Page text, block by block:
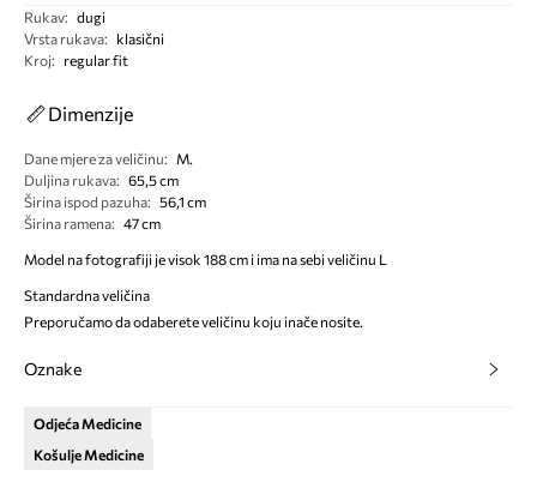
Rukav: dugi
Vrsta rukava:
klasični
Kroj: regular fit
Dimenzije
Dane mjere za veličinu:
M.
Duljina rukava: 65,5 cm
Širina ispod pazuha: 56,1 cm
Širina ramena: 47 cm
Model na fotografiji je visok 188 cm i ima na sebi veličinu L
Standardna veličina
Preporučamo da odaberete veličinu koju inače nosite.
Oznake
Odjeća Medicine
Košulje Medicine